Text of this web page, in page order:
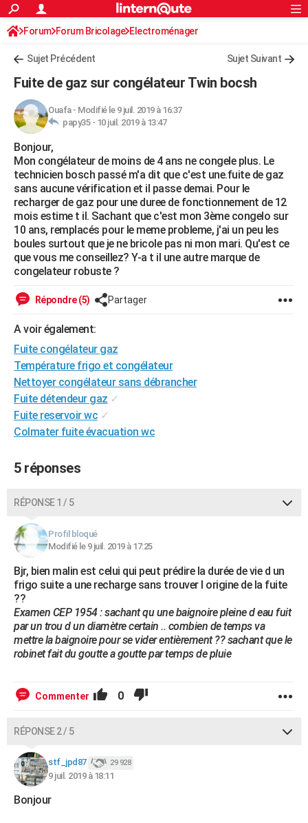
ACTUALITÉS
Politique
Société
Faits Divers
Education
Monde
Villes
+
FINANCE
Retraite
Impôts
Epargne
Immobilier
Risques naturels par ville
Banque
Assurance
Crédit
AUTO
Essais
Réserver un essai
Citadines
Berlines
SUV
Forum auto
+HIGH-TECH
Mobiles
Meilleur smartphone
Internet
Ordinateurs
Jeux vidéo
Guide high-tech
+BRICOLAGE
Forum
Aménagement intérieur
Extérieur
Cuisine
Salle de bains
Jardinage
Rangement
WEEK-END
Guides de France
Escapades
Patrimoine
Expositions
Musées
Week-end nature
+LIFESTYLE
Art de vivre
Bien-être
Loisirs
ModeModes de vie
SANTE
Alimentation
Guide de la santé
Maladies
Médicaments
Sommeil
VOYAGE
Destinations
City break
Voyage nature
Voyage de noces
Forum
Climat
PHOTO
GUIDES D'ACHAT
BONS PLANS
CARTE DE VOEUX
Carte de Noël
Carte Bonne année
Carte Saint-Valentin
Carte Pâques
Carte d'anniversaire
DICTIONNAIRE
Dictionnaire
Biographies
Citations
Expressions
Proverbes
PROGRAMME TV
AVIS DE DÉCÈS
FORUM
Bricolage
Lifestyle
Culture
Sport
Auto
Television
Voyage
Cinema
S'inscrire
Connexion
Forum Forum Bricolage Electroménager
Sujet Précédent Sujet Suivant
Fuite de gaz sur congélateur Twin bocsh
Ouafa- Modifié le 9 juil. 2019 à 16:37
papy35 - 10 juil. 2019 à 13:47
Bonjour,
Mon congélateur de moins de 4 ans ne congele plus. Le
technicien bosch passé m'a dit que c'est une.fuite de gaz
sans aucune vérification et il passe demai. Pour le
recharger de gaz pour une duree de fonctionnement de 12
mois estime t il. Sachant que c'est mon 3ème congelo sur
10 ans, remplacés pour le meme probleme, j'ai un peu les
boules surtout que je ne bricole pas ni mon mari. Qu'est ce
que vous me conseillez? Y-a t il une autre marque de
congelateur robuste ?
Répondre (5) Partager
A voir également:
Fuite congélateur gaz
Température frigo et congélateur
Nettoyer congélateur sans débrancher
Fuite détendeur gaz ✓
Fuite reservoir wc ✓
Colmater fuite évacuation wc
5 réponses
RÉPONSE 1 / 5
Profil bloqué
Modifié le 9 juil. 2019 à 17:25
Bjr, bien malin est celui qui peut prédire la durée de vie d un
frigo suite a une recharge sans trouver l origine de la fuite
??
Examen CEP 1954 : sachant qu une baignoire pleine d eau fuit
par un trou d un diamètre certain .. combien de temps va
mettre la baignoire pour se vider entièrement ?? sachant que le
robinet fait du goutte a goutte par temps de pluie
Commenter 0
RÉPONSE 2 / 5
stf_jpd87 29 928
9 juil. 2019 à 18:11
Bonjour